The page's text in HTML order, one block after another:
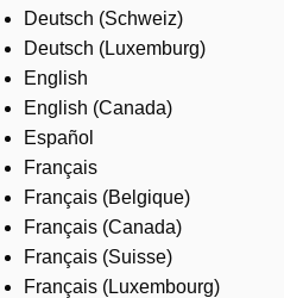
Where to buy
Contact us
Careers
Deutsch (Schweiz)
Deutsch (Luxemburg)
English
English (Canada)
Español
Français
Français (Belgique)
Français (Canada)
Français (Suisse)
Français (Luxembourg)